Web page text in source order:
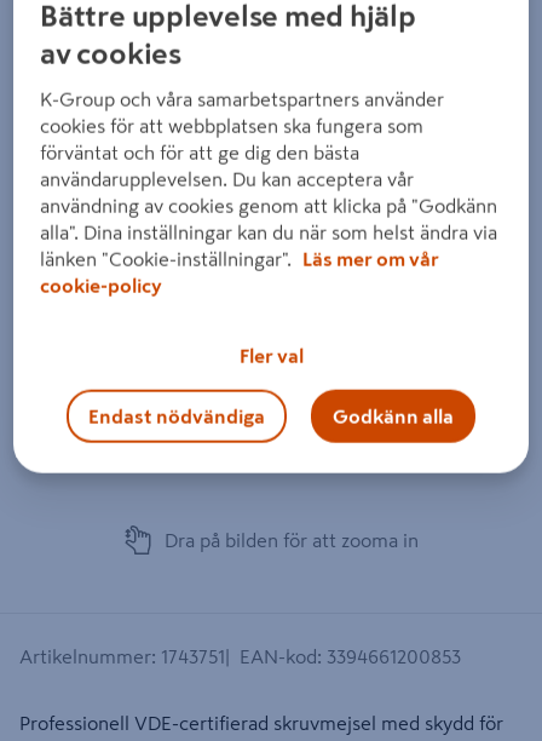
Dra på bilden för att zooma in
Artikelnummer: 1743751 EAN-kod: 3394661200853
Professionell VDE-certifierad skruvmejsel med skydd för
Bättre upplevelse med hjälp
av cookies
K-Group och våra samarbetspartners använder
cookies för att webbplatsen ska fungera som
förväntat och för att ge dig den bästa
användarupplevelsen. Du kan acceptera vår
användning av cookies genom att klicka på "Godkänn
alla". Dina inställningar kan du när som helst ändra via
länken "Cookie-inställningar".
Läs mer om vår
cookie-policy
Fler val
Endast nödvändiga Godkänn alla